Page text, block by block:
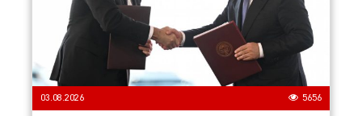
03.08.2026 5656